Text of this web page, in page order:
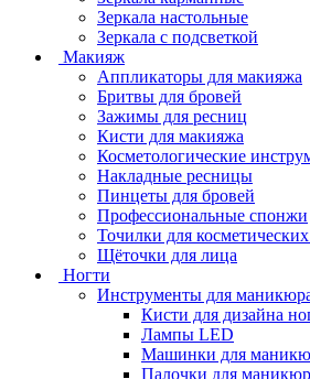
Зеркала настольные
Зеркала с подсветкой
Макияж
Аппликаторы для макияжа
Бритвы для бровей
Зажимы для ресниц
Кисти для макияжа
Косметологические
Накладные ресницы
Пинцеты для бровей
Профессиональные спонжи
Точилки для
Щёточки для лица
Ногти
Инструменты для
Кисти для дизайна
Лампы LED
Машинки для
Палочки для